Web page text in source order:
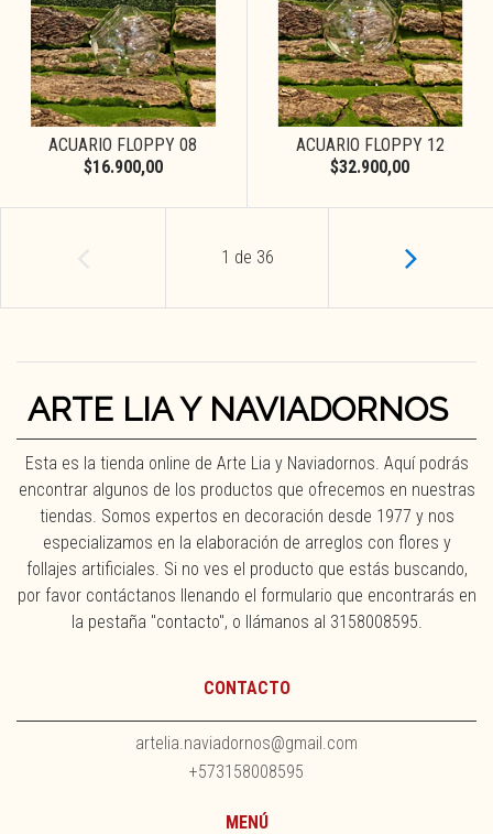
ACUARIO FLOPPY 08
$16.900,00
ACUARIO FLOPPY 12
$32.900,00
1 de 36
ARTE LIA Y NAVIADORNOS
Esta es la tienda online de Arte Lia y Naviadornos. Aquí podrás
encontrar algunos de los productos que ofrecemos en nuestras
tiendas. Somos expertos en decoración desde 1977 y nos
especializamos en la elaboración de arreglos con flores y
follajes artificiales. Si no ves el producto que estás buscando,
por favor contáctanos llenando el formulario que encontrarás en
la pestaña "contacto", o llámanos al 3158008595.
CONTACTO
artelia.naviadornos@gmail.com
+573158008595
MENÚ